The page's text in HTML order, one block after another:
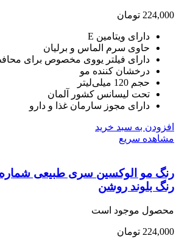
تومان
دارای ویتامین E
حاوی سرم الماس و برلیان
دارای فیلتر یووی مخصوص برای محافظت
درخشان کننده مو
حجم 120 میلی‌لیتر
تحت لیسانس کشور آلمان
دارای مجوز سارمان غذا و دارو
به سبد خرید
سریع
بلوند روشن
موجود است
تومان